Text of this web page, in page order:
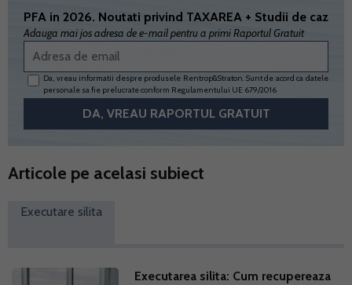
PFA in 2026. Noutati privind TAXAREA + Studii de caz
Adauga mai jos adresa de e-mail pentru a primi Raportul Gratuit
Da, vreau informatii despre produsele Rentrop&Straton. Sunt de acord ca datele
personale sa fie prelucrate conform Regulamentului UE 679/2016
Articole pe acelasi subiect
Executare silita
Executarea silita: Cum recupereaza